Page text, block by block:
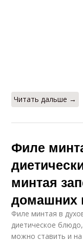
Читать дальше →
Филе
минтая
домашних
Филе минтая в
диетическое
можно ставить и